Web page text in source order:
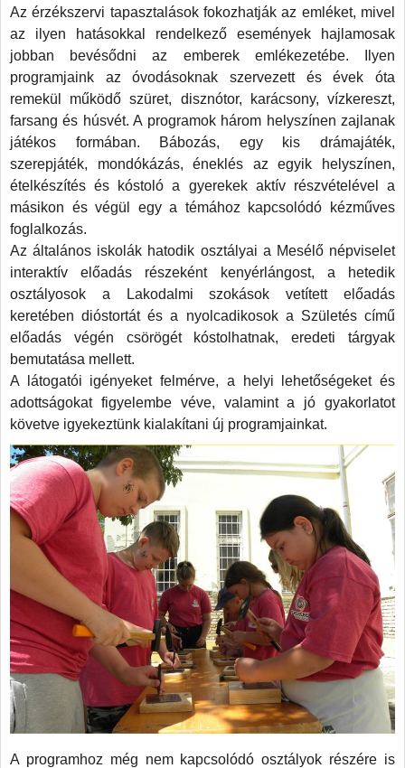
Az érzékszervi tapasztalások fokozhatják az emléket, mivel
az ilyen hatásokkal rendelkező események hajlamosak
jobban bevésődni az emberek emlékezetébe. Ilyen
programjaink az óvodásoknak szervezett és évek óta
remekül működő szüret, disznótor, karácsony, vízkereszt,
farsang és húsvét. A programok három helyszínen zajlanak
játékos formában. Bábozás, egy kis drámajáték,
szerepjáték, mondókázás, éneklés az egyik helyszínen,
ételkészítés és kóstoló a gyerekek aktív részvételével a
másikon és végül egy a témához kapcsolódó kézműves
foglalkozás.
Az általános iskolák hatodik osztályai a Mesélő népviselet
interaktív előadás részeként kenyérlángost, a hetedik
osztályosok a Lakodalmi szokások vetített előadás
keretében dióstortát és a nyolcadikosok a Születés című
előadás végén csörögét kóstolhatnak, eredeti tárgyak
bemutatása mellett.
A látogatói igényeket felmérve, a helyi lehetőségeket és
adottságokat figyelembe véve, valamint a jó gyakorlatot
követve igyekeztünk kialakítani új programjainkat.
A programhoz még nem kapcsolódó osztályok részére is